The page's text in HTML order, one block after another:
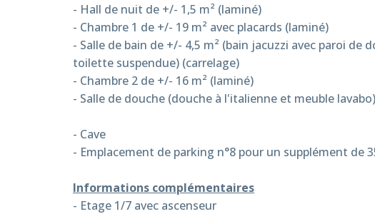
- Hall de nuit de +/- 1,5 m² (laminé)
- Chambre 1 de +/- 19 m² avec placards (laminé)
- Salle de bain de +/- 4,5 m² (bain jacuzzi avec paroi
toilette suspendue) (carrelage)
- Chambre 2 de +/- 16 m² (laminé)
- Salle de douche (douche à l'italienne et meuble
- Cave
- Emplacement de parking n°8 pour un supplément de
Informations complémentaires
- Etage 1/7 avec ascenseur